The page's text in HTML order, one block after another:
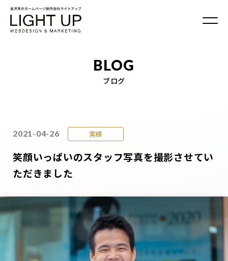
BLOG
ブログ
2021-04-26 実績
笑顔いっぱいのスタッフ写真を撮影させてい
ただきました